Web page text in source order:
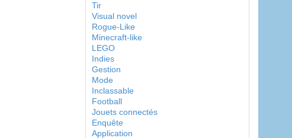
Tir
Visual novel
Rogue-Like
Minecraft-like
LEGO
Indies
Gestion
Mode
Inclassable
Football
Jouets connectés
Enquête
Application